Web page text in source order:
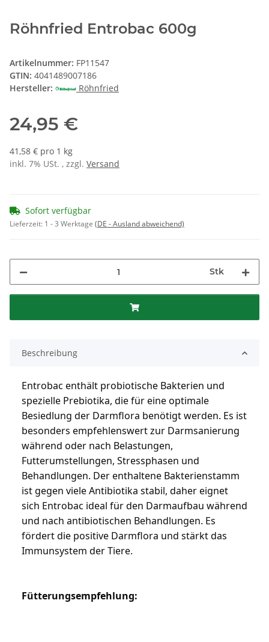
Röhnfried Entrobac 600g
Artikelnummer: FP11547
GTIN: 4041489007186
Hersteller:
Röhnfried
24,95 €
41,58 € pro 1 kg
inkl. 7% USt. , zzgl. Versand
Sofort verfügbar
Lieferzeit: 1 - 3 Werktage (DE - Ausland abweichend)
Stk
Beschreibung
Entrobac enthält probiotische Bakterien und
spezielle Prebiotika, die für eine optimale
Besiedlung der Darmflora benötigt werden. Es ist
besonders empfehlenswert zur Darmsanierung
während oder nach Belastungen,
Futterumstellungen, Stressphasen und
Behandlungen. Der enthaltene Bakterienstamm
ist gegen viele Antibiotika stabil, daher eignet
sich Entrobac ideal für den Darmaufbau während
und nach antibiotischen Behandlungen. Es
fördert die positive Darmflora und stärkt das
Immunsystem der Tiere.
Fütterungsempfehlung: